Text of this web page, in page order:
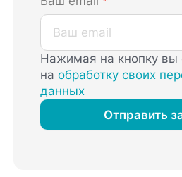
Нажимая на кнопку вы
наобработку своих
данных
Отправить